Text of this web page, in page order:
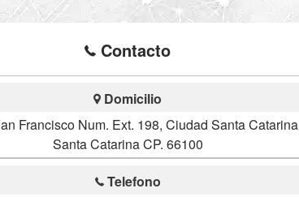
Contacto
Domicilio
Francisco Num. Ext. 198, Ciudad Santa Catarina
Santa Catarina CP. 66100
Telefono